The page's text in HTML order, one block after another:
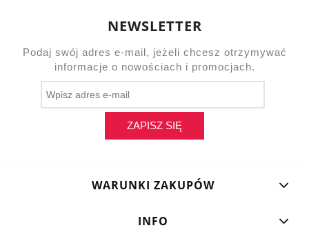
NEWSLETTER
Podaj swój adres e-mail, jeżeli chcesz otrzymywać
informacje o nowościach i promocjach.
ZAPISZ SIĘ
WARUNKI ZAKUPÓW
INFO